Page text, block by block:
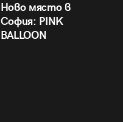
Ново място в
София: PINK
BALLOON